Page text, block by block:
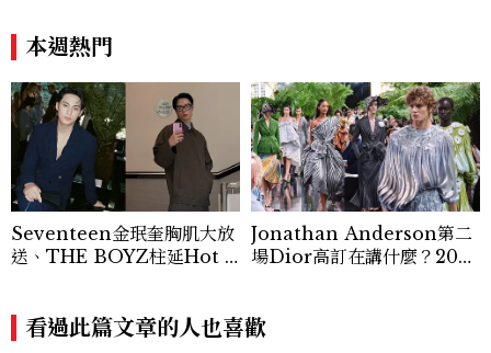
u髮箍未開賣先爆紅！
本週熱門
Seventeen金珉奎胸肌大放
送、THE BOYZ柱延Hot N
Jonathan Anderson第二
場Dior高訂在講什麼？2026
的藝術革命
看過此篇文章的人也喜歡